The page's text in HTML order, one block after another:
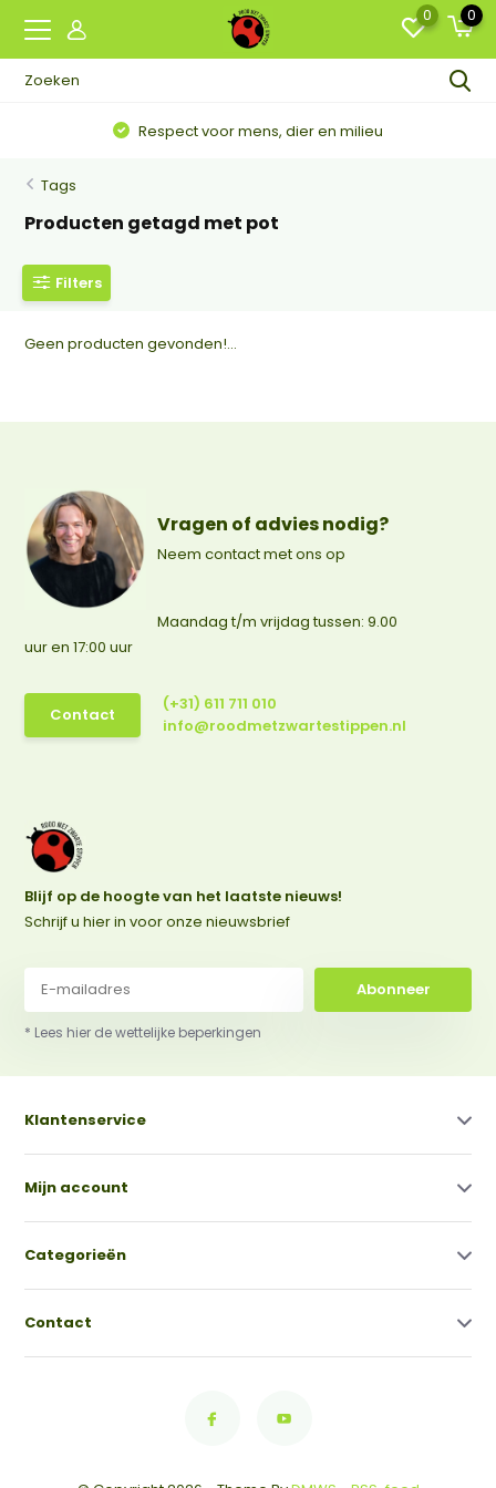
0 0
Respect voor mens, dier en milieu
Tags
Producten getagd met pot
Filters
Geen producten gevonden!...
Vragen of advies nodig?
Neem contact met ons op
Maandag t/m vrijdag tussen: 9.00
uur en 17:00 uur
Contact
(+31) 611 711 010
info@roodmetzwartestippen.nl
Blijf op de hoogte van het laatste nieuws!
Schrijf u hier in voor onze nieuwsbrief
Abonneer
* Lees hier de wettelijke beperkingen
Klantenservice
Mijn account
Categorieën
Contact